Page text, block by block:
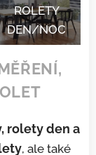
ROLETY
DEN/NOC
rolety den a
, ale také